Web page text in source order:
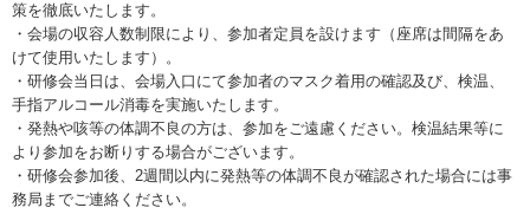
策を徹底いたします。
・会場の収容人数制限により、参加者定員を設けます（座席は間隔をあ
けて使用いたします）。
・研修会当日は、会場入口にて参加者のマスク着用の確認及び、検温、
手指アルコール消毒を実施いたします。
・発熱や咳等の体調不良の方は、参加をご遠慮ください。検温結果等に
より参加をお断りする場合がございます。
・研修会参加後、2週間以内に発熱等の体調不良が確認された場合には事
務局までご連絡ください。